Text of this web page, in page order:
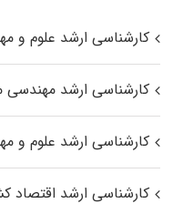
کارشناسی ارشد علوم و
کارشناسی ارشد مهندسی
کارشناسی ارشد علوم و
کارشناسی ارشد اقتصاد